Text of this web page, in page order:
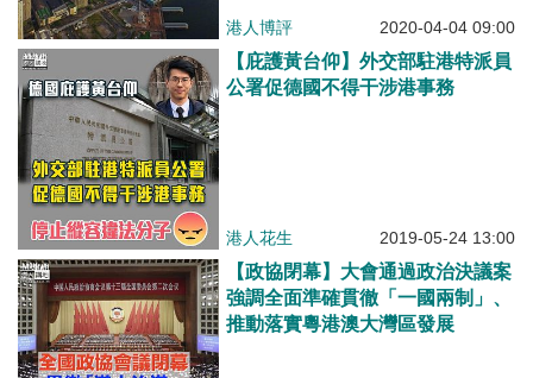
港人博評 2020-04-04 09:00
【庇護黃台仰】外交部駐港特派員
公署促德國不得干涉港事務
港人花生 2019-05-24 13:00
【政協閉幕】大會通過政治決議案
強調全面準確貫徹「一國兩制」、
推動落實粵港澳大灣區發展